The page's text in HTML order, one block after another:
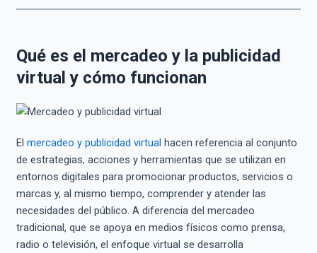
Qué es el mercadeo y la publicidad
virtual y cómo funcionan
El mercadeo y publicidad virtual hacen referencia al conjunto
de estrategias, acciones y herramientas que se utilizan en
entornos digitales para promocionar productos, servicios o
marcas y, al mismo tiempo, comprender y atender las
necesidades del público. A diferencia del mercadeo
tradicional, que se apoya en medios físicos como prensa,
radio o televisión, el enfoque virtual se desarrolla